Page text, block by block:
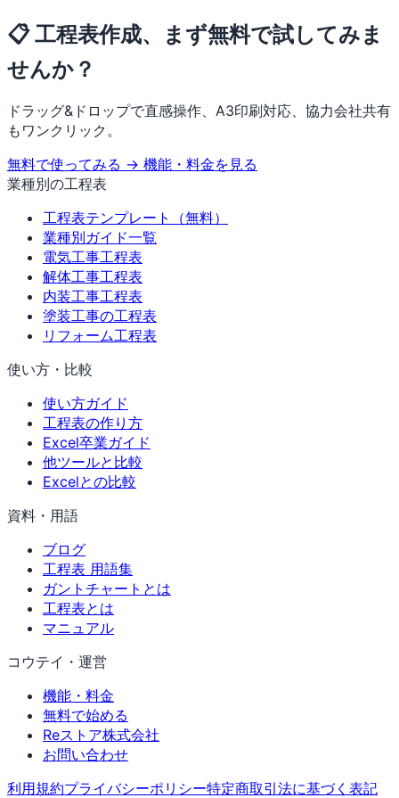
📋 工程表作成、まず無料で試してみま
せんか？
ドラッグ&ドロップで直感操作、A3印刷対応、協力会社共有
もワンクリック。
無料で使ってみる → 機能・料金を見る
業種別の工程表
工程表テンプレート（無料）
業種別ガイド一覧
電気工事工程表
解体工事工程表
内装工事工程表
塗装工事の工程表
リフォーム工程表
使い方・比較
使い方ガイド
工程表の作り方
Excel卒業ガイド
他ツールと比較
Excelとの比較
資料・用語
ブログ
工程表 用語集
ガントチャートとは
工程表とは
マニュアル
コウテイ・運営
機能・料金
無料で始める
Reストア株式会社
お問い合わせ
利用規約プライバシーポリシー特定商取引法に基づく表記